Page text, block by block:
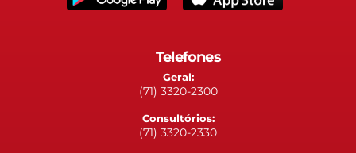
Telefones
Geral:
(71) 3320-2300
Consultórios:
(71) 3320-2330